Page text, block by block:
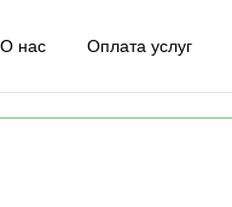
О нас Оплата услуг